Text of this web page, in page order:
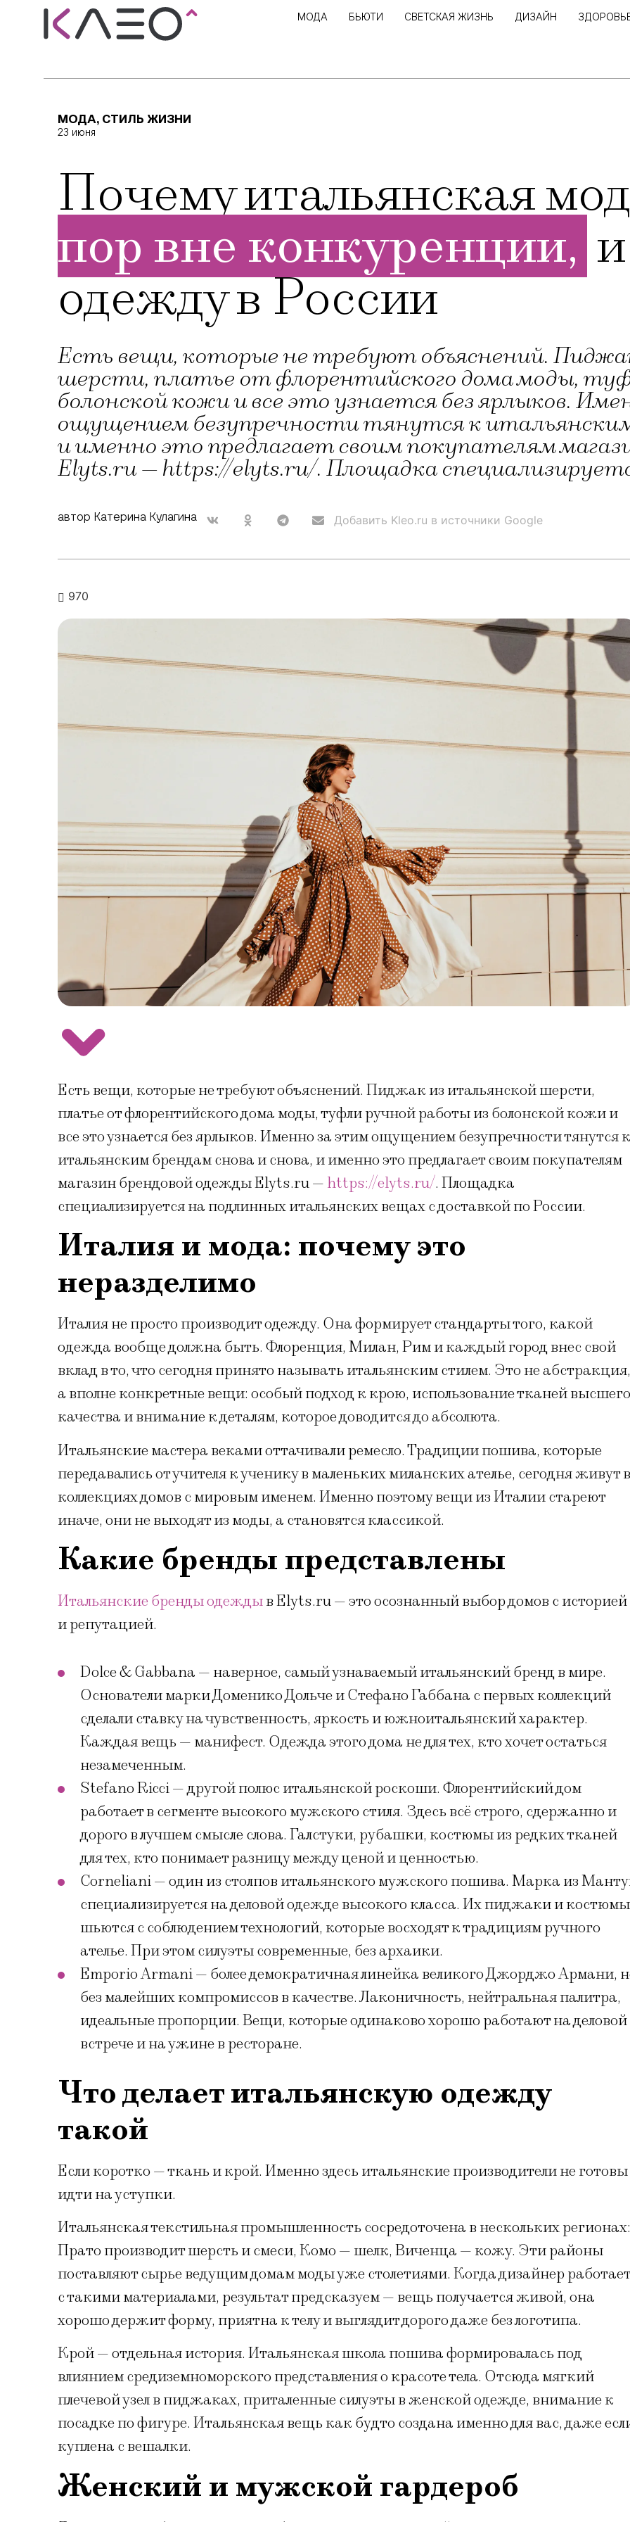
МОДА БЬЮТИ СВЕТСКАЯ ЖИЗНЬ ДИЗАЙН
МОДА, СТИЛЬ ЖИЗНИ
23 июня
Почему итальянская
пор вне конкуренции,
одежду в России
Есть вещи, которые не требуют объяснений.
шерсти, платье от флорентийского дома моды,
болонской кожи и все это узнается без ярлыков.
ощущением безупречности тянутся к итальянским
и именно это предлагает своим покупателям
Elyts.ru — https://elyts.ru/. Площадка
автор Катерина Кулагина Добавить Kleo.ru в источники Google
970
Есть вещи, которые не требуют объяснений. Пиджак из итальянской шерсти,
платье от флорентийского дома моды, туфли ручной работы из болонской кожи и
все это узнается без ярлыков. Именно за этим ощущением безупречности тянутся к
итальянским брендам снова и снова, и именно это предлагает своим покупателям
магазин брендовой одежды Elyts.ru — https://elyts.ru/. Площадка
специализируется на подлинных итальянских вещах с доставкой по России.
Италия и мода: почему это
неразделимо
Италия не просто производит одежду. Она формирует стандарты того, какой
одежда вообще должна быть. Флоренция, Милан, Рим и каждый город внес свой
вклад в то, что сегодня принято называть итальянским стилем. Это не абстракция,
а вполне конкретные вещи: особый подход к крою, использование тканей высшего
качества и внимание к деталям, которое доводится до абсолюта.
Итальянские мастера веками оттачивали ремесло. Традиции пошива, которые
передавались от учителя к ученику в маленьких миланских ателье, сегодня живут в
коллекциях домов с мировым именем. Именно поэтому вещи из Италии стареют
иначе, они не выходят из моды, а становятся классикой.
Какие бренды представлены
Итальянские бренды одеждыв Elyts.ru — это осознанный выбор домов с историей
и репутацией.
Dolce & Gabbana — наверное, самый узнаваемый итальянский бренд в мире.
Основатели марки Доменико Дольче и Стефано Габбана с первых коллекций
сделали ставку на чувственность, яркость и южноитальянский характер.
Каждая вещь — манифест. Одежда этого дома не для тех, кто хочет остаться
незамеченным.
Stefano Ricci — другой полюс итальянской роскоши. Флорентийский дом
работает в сегменте высокого мужского стиля. Здесь всё строго, сдержанно и
дорого в лучшем смысле слова. Галстуки, рубашки, костюмы из редких тканей
для тех, кто понимает разницу между ценой и ценностью.
Corneliani — один из столпов итальянского мужского пошива. Марка из
специализируется на деловой одежде высокого класса. Их пиджаки и костюмы
шьются с соблюдением технологий, которые восходят к традициям ручного
ателье. При этом силуэты современные, без архаики.
Emporio Armani — более демократичная линейка великого Джорджо Армани,
без малейших компромиссов в качестве. Лаконичность, нейтральная палитра,
идеальные пропорции. Вещи, которые одинаково хорошо работают на деловой
встрече и на ужине в ресторане.
Что делает итальянскую одежду
такой
Если коротко — ткань и крой. Именно здесь итальянские производители не готовы
идти на уступки.
Итальянская текстильная промышленность сосредоточена в нескольких регионах:
Прато производит шерсть и смеси, Комо — шелк, Виченца — кожу. Эти районы
поставляют сырье ведущим домам моды уже столетиями. Когда дизайнер работает
с такими материалами, результат предсказуем — вещь получается живой, она
хорошо держит форму, приятна к телу и выглядит дорого даже без логотипа.
Крой — отдельная история. Итальянская школа пошива формировалась под
влиянием средиземноморского представления о красоте тела. Отсюда мягкий
плечевой узел в пиджаках, приталенные силуэты в женской одежде, внимание к
посадке по фигуре. Итальянская вещь как будто создана именно для вас, даже
куплена с вешалки.
Женский и мужской гардероб